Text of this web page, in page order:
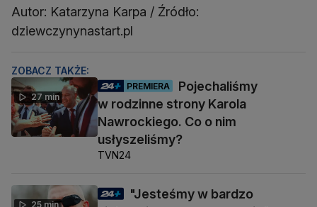
Autor: Katarzyna Karpa / Źródło:
dziewczynynastart.pl
ZOBACZ TAKŻE:
27 min
PREMIERA
Pojechaliśmy
w rodzinne strony Karola
Nawrockiego. Co o nim
usłyszeliśmy?
TVN24
25 min
"Jesteśmy w bardzo